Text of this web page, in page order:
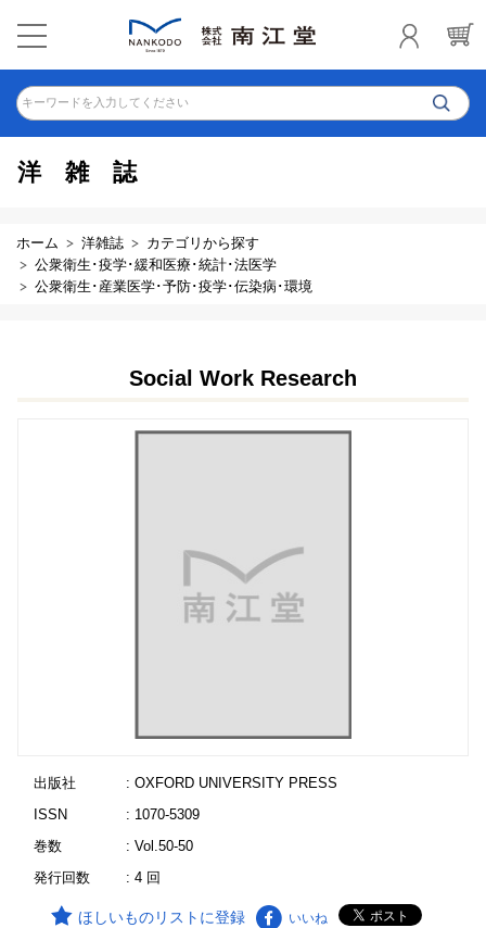
キーワードを入力してください
洋雑誌
ホーム 洋雑誌
カテゴリから探す
公衆衛生･疫学･緩和医療･統計･法医学
公衆衛生･産業医学･予防･疫学･伝染病･環境
Social Work Research
出版社
: OXFORD UNIVERSITY PRESS
ISSN
: 1070-5309
巻数
: Vol.50-50
発行回数
: 4 回
ほしいものリストに登録 いいね